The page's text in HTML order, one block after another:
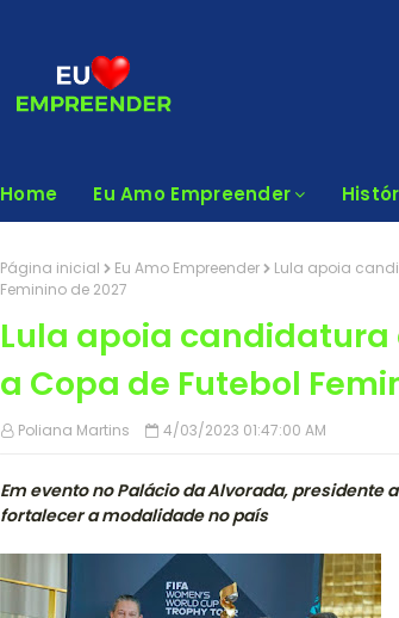
Home Eu Amo Empreender
Página inicial Eu Amo Empreender
Lula apoia
Feminino de 2027
Lula apoia
a Copa de Futebol
Poliana Martins 4/03/2023 01:47:00 AM
Em evento no Palácio da Alvorada,
fortalecer a modalidade no país